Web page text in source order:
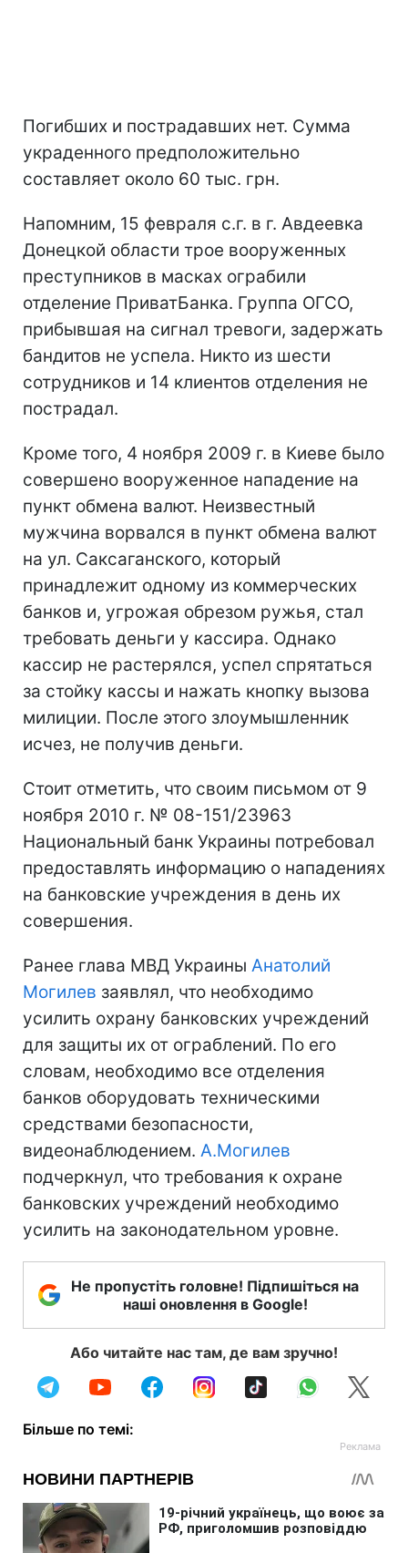
Погибших и пострадавших нет. Сумма
украденного предположительно
составляет около 60 тыс. грн.
Напомним, 15 февраля с.г. в г. Авдеевка
Донецкой области трое вооруженных
преступников в масках ограбили
отделение ПриватБанка. Группа ОГСО,
прибывшая на сигнал тревоги, задержать
бандитов не успела. Никто из шести
сотрудников и 14 клиентов отделения не
пострадал.
Кроме того, 4 ноября 2009 г. в Киеве было
совершено вооруженное нападение на
пункт обмена валют. Неизвестный
мужчина ворвался в пункт обмена валют
на ул. Саксаганского, который
принадлежит одному из коммерческих
банков и, угрожая обрезом ружья, стал
требовать деньги у кассира. Однако
кассир не растерялся, успел спрятаться
за стойку кассы и нажать кнопку вызова
милиции. После этого злоумышленник
исчез, не получив деньги.
Стоит отметить, что своим письмом от 9
ноября 2010 г. № 08-151/23963
Национальный банк Украины потребовал
предоставлять информацию о нападениях
на банковские учреждения в день их
совершения.
Ранее глава МВД Украины Анатолий
Могилев заявлял, что необходимо
усилить охрану банковских учреждений
для защиты их от ограблений. По его
словам, необходимо все отделения
банков оборудовать техническими
средствами безопасности,
видеонаблюдением. А.Могилев
подчеркнул, что требования к охране
банковских учреждений необходимо
усилить на законодательном уровне.
Не пропустіть головне! Підпишіться на
наші оновлення в Google!
Або читайте нас там, де вам зручно!
Більше по темі: